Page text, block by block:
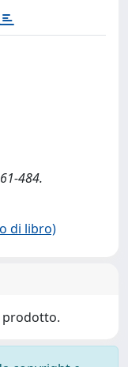
484.
di libro)
prodotto.